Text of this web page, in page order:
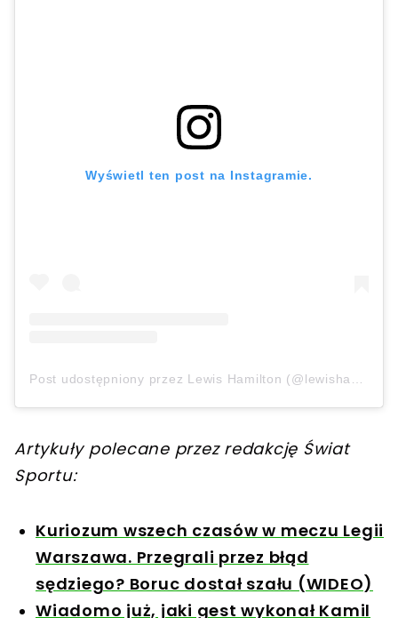
Wyświetl ten post na Instagramie.
Post udostępniony przez Lewis Hamilton (@lewishamilton)
Artykuły polecane przez redakcję Świat
Sportu:
Kuriozum wszech czasów w meczu Legii
Warszawa. Przegrali przez błąd
sędziego? Boruc dostał szału (WIDEO)
Wiadomo już, jaki gest wykonał Kamil